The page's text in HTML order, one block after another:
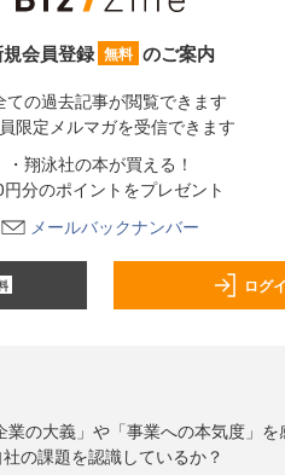
会員登録 無料 のご案内
ての過去記事が閲覧できます
員限定メルマガを受信できます
・翔泳社の本が買える！
分のポイントをプレゼント
メールバックナンバー
ログ
業の大義」や「事業への本気度」
の課題を認識しているか？